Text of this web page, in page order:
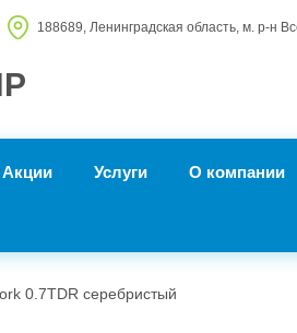
188689, Ленинградская область, м. р-н
Акции Услуги О компании
0.7TDR серебристый